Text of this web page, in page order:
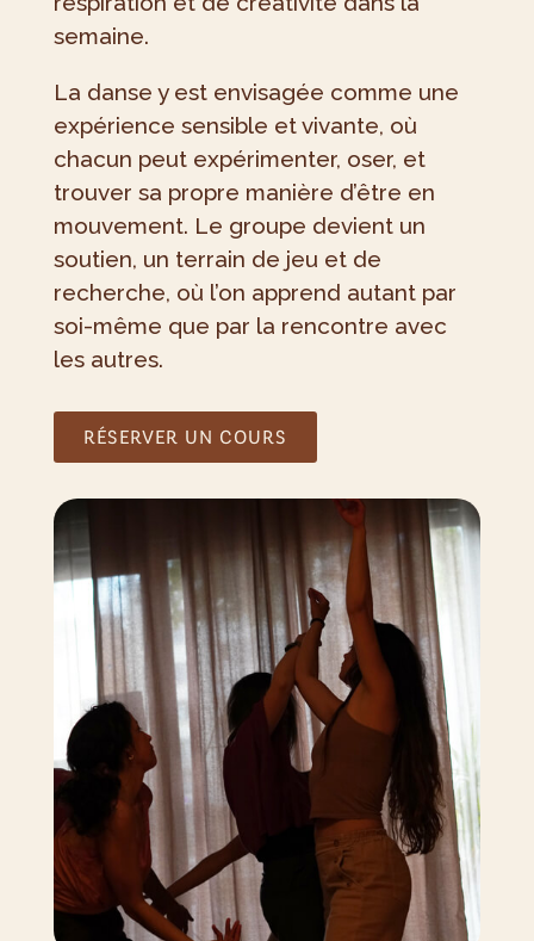
semaine.
La danse y est envisagée comme une
expérience sensible et vivante, où
chacun peut expérimenter, oser, et
trouver sa propre manière d’être en
mouvement. Le groupe devient un
soutien, un terrain de jeu et de
recherche, où l’on apprend autant par
soi-même que par la rencontre avec
les autres.
RÉSERVER UN COURS